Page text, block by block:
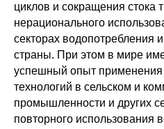
циклов и сокращения стока
нерационального
секторах водопотребления
страны. При этом в мире
успешный опыт
технологий в сельском и
промышленности и других
повторного использования